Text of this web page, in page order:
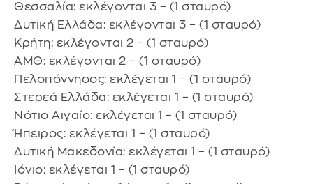
Θεσσαλία: εκλέγονται 3 – (1 σταυρό)
Δυτική Ελλάδα: εκλέγονται 3 – (1 σταυρό)
Κρήτη: εκλέγονται 2 – (1 σταυρό)
ΑΜΘ: εκλέγονται 2 – (1 σταυρό)
Πελοπόννησος: εκλέγεται 1 – (1 σταυρό)
Στερεά Ελλάδα: εκλέγεται 1 – (1 σταυρό)
Νότιο Αιγαίο: εκλέγεται 1 – (1 σταυρό)
Ήπειρος: εκλέγεται 1 – (1 σταυρό)
Δυτική Μακεδονία: εκλέγεται 1 – (1 σταυρό)
Ιόνιo: εκλέγεται 1 – (1 σταυρό)